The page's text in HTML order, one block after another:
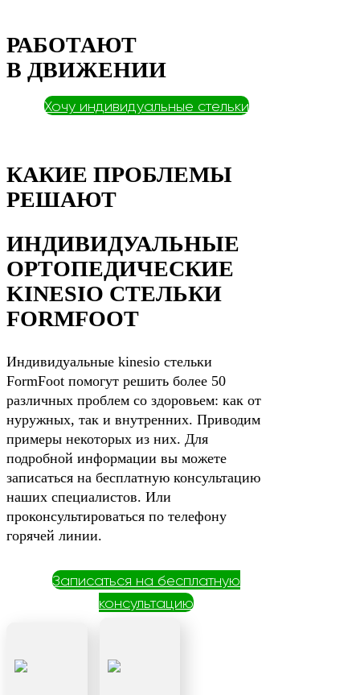
РАБОТАЮТ
В ДВИЖЕНИИ
Хочу индивидуальные стельки
КАКИЕ ПРОБЛЕМЫ
РЕШАЮТ
ИНДИВИДУАЛЬНЫЕ
ОРТОПЕДИЧЕСКИЕ
KINESIO СТЕЛЬКИ
FORMFOOT
Индивидуальные kinesio стельки
FormFoot помогут решить более 50
различных проблем со здоровьем: как от
нуружных, так и внутренних. Приводим
примеры некоторых из них. Для
подробной информации вы можете
записаться на бесплатную консультацию
наших специалистов. Или
проконсультироваться по телефону
горячей линии.
Записаться на бесплатную
консультацию